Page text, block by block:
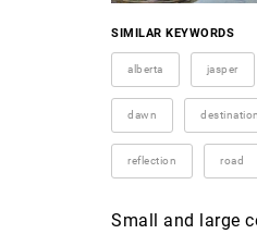
SIMILAR KEYWORDS
alberta jasper
dawn destination
reflection road
Small and large